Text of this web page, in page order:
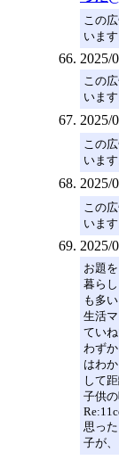
この
います
2025/
この
います
2025/
この
います
2025/
この
います
2025/
お題
暮ら
も多い
生活
てい
わず
はわ
して
子供
思っ
子が